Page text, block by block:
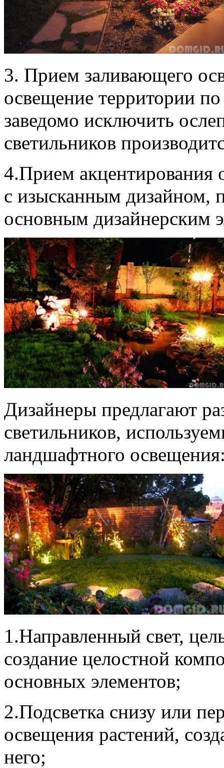
3. Прием заливающего
освещение территории
заведомо исключить
светильников
4.Прием акцентирования
с изысканным дизайном,
основным дизайнерским
Дизайнеры предлагают
светильников,
ландшафтного
1.Направленный свет,
создание целостной
основных элементов;
2.Подсветка снизу или
освещения растений,
него;